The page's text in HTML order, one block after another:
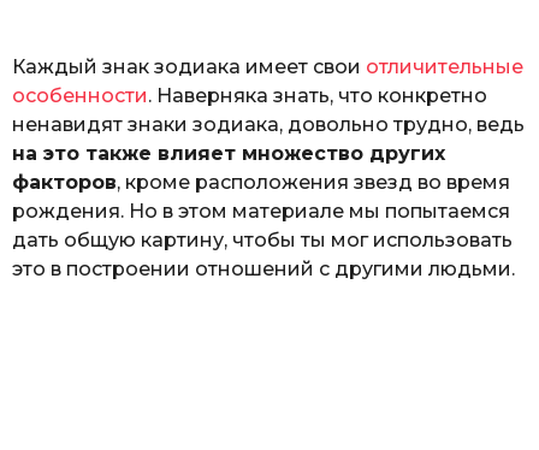
Каждый знак зодиака имеет свои отличительные
особенности. Наверняка знать, что конкретно
ненавидят знаки зодиака, довольно трудно, ведь
на это также влияет множество других
факторов, кроме расположения звезд во время
рождения. Но в этом материале мы попытаемся
дать общую картину, чтобы ты мог использовать
это в построении отношений с другими людьми.